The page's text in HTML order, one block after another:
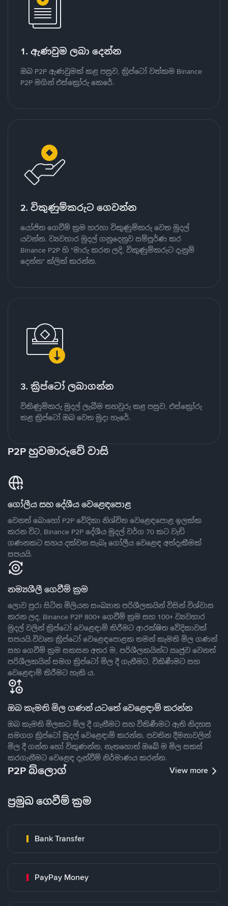
1. ඇණවුම ලබා දෙන්න
ඔබ P2P ඇණවුමක් කළ පසුව, ක්‍රිප්ටෝ වත්කම Binance
P2P මගින් එස්ක්‍රෝරු කෙරේ.
2. විකුණුම්කරුට ගෙවන්න
යෝජිත ගෙවීම් ක්‍රම හරහා විකුණුම්කරු වෙත මුදල්
යවන්න. ව්‍යවහාර මුදල් ගනුදෙනුව සම්පූර්ණ කර
Binance P2P හි "මාරු කරන ලදි, විකුණුම්කරුට දැනුම්
දෙන්න" ක්ලික් කරන්න.
3. ක්‍රිප්ටෝ ලබාගන්න
විකිණුම්කරු මුදල් ලැබීම තහවුරු කළ පසුව, එස්ක්‍රෝරු
කළ ක්‍රිප්ටෝ ඔබ වෙත මුදා හැරේ.
P2P හුවමාරුවේ වාසි
ගෝලීය සහ දේශීය වෙළෙඳපොළ
වෙනත් බොහෝ P2P වේදිකා නිශ්චිත වෙළෙඳපොළ ඉලක්ක
කරන විට, Binance P2P දේශීය මුදල් වර්ග 70 කට වැඩි
ගණනකට සහය දක්වන සැබෑ ගෝලීය වෙළෙඳ අත්දැකීමක්
සපයයි.
නම්‍යශීලී ගෙවීම් ක්‍රම
ලොව පුරා සිටින මිලියන සංඛ්‍යාත පරිශීලකයින් විසින් විශ්වාස
කරන ලද, Binance P2P 800+ ගෙවීම් ක්‍රම සහ 100+ ව්‍යවහාර
මුදල් වලින් ක්‍රිප්ටෝ වෙළෙඳාම් කිරීමට ආරක්ෂිත වේදිකාවක්
සපයයි.විවෘත ක්‍රිප්ටෝ වෙළෙඳපොළක තමන් කැමති මිල ගණන්
සහ ගෙවීම් ක්‍රම සකසන අතර ම, පරිශීලකයින්ට ඍජුව වෙනත්
පරිශීලකයින් සමග ක්‍රිප්ටෝ මිල දී ගැනීමට, විකිණීමට සහ
වෙළෙඳාම් කිරීමට හැකි ය.
ඔබ කැමති මිල ගණන් යටතේ වෙළෙඳාම් කරන්න
ඔබ කැමති මිලකට මිල දී ගැනීමට සහ විකිණීමට ඇති නිදහස
සමගග ක්‍රිප්ටෝ මුදල් වෙළෙඳාම් කරන්න. පවතින දීමනාවලින්
මිල දී ගන්න හෝ විකුණන්න, නැතහොත් ඔබේ ම මිල සකස්
කරගැනීමට වෙළෙඳ දැන්වීම් නිර්මාණය කරන්න.
P2P බ්ලොග් View more
ප්‍රමුඛ ගෙවීම් ක්‍රම
Bank Transfer
PayPay Money